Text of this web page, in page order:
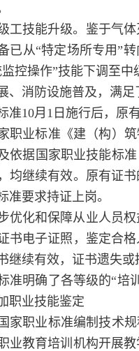
技能升级。鉴于气体
已从“特定场所专用”
控操作”技能下调至
、消防设施普及，满
10月1日施行后，原
业标准《建（构）筑
依据国家职业技能标准
均继续有效。原有证
准要求持证上岗。
化和保障从业人员权
书电子证照，鉴定合
继续有效，证书遗失
明确了各等级的“培训
职业技能鉴定
职业标准编制技术规
业教育培训机构开展